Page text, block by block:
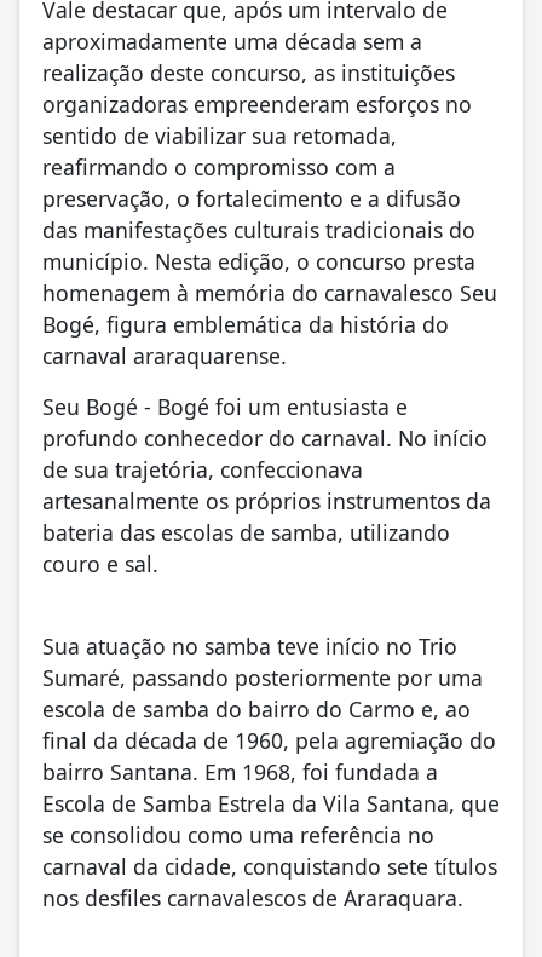
Vale destacar que, após um intervalo de
aproximadamente uma década sem a
realização deste concurso, as instituições
organizadoras empreenderam esforços no
sentido de viabilizar sua retomada,
reafirmando o compromisso com a
preservação, o fortalecimento e a difusão
das manifestações culturais tradicionais do
município. Nesta edição, o concurso presta
homenagem à memória do carnavalesco Seu
Bogé, figura emblemática da história do
carnaval araraquarense.
Seu Bogé - Bogé foi um entusiasta e
profundo conhecedor do carnaval. No início
de sua trajetória, confeccionava
artesanalmente os próprios instrumentos da
bateria das escolas de samba, utilizando
couro e sal.
Sua atuação no samba teve início no Trio
Sumaré, passando posteriormente por uma
escola de samba do bairro do Carmo e, ao
final da década de 1960, pela agremiação do
bairro Santana. Em 1968, foi fundada a
Escola de Samba Estrela da Vila Santana, que
se consolidou como uma referência no
carnaval da cidade, conquistando sete títulos
nos desfiles carnavalescos de Araraquara.